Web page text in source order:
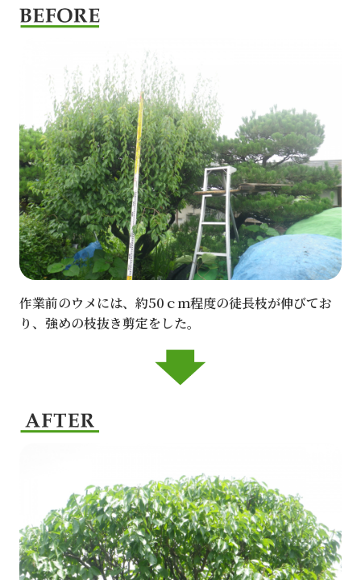
作業前のウメには、約50ｃｍ程度の徒長枝が伸びてお
り、強めの枝抜き剪定をした。